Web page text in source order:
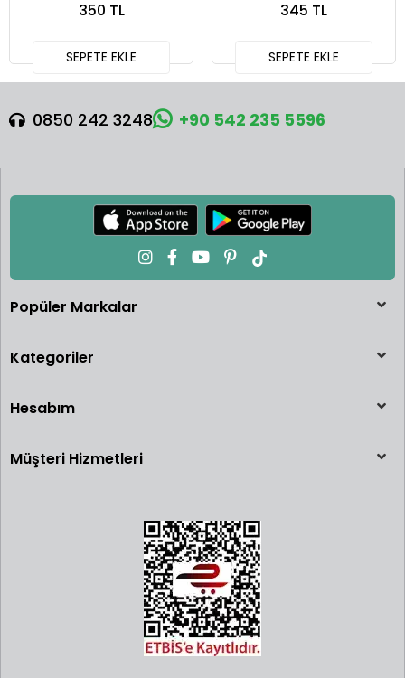
350 TL
SEPETE EKLE
345 TL
SEPETE EKLE
0850 242 3248 +90 542 235 5596
Popüler Markalar
Kategoriler
Hesabım
Müşteri Hizmetleri